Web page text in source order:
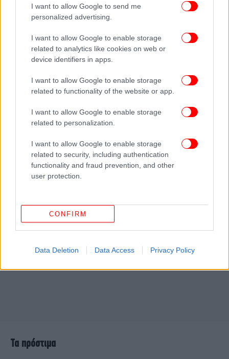
I want to allow Google to send me
personalized advertising.
I want to allow Google to enable storage
related to analytics like cookies on web or
device identifiers in apps.
I want to allow Google to enable storage
related to functionality of the website or app.
I want to allow Google to enable storage
related to personalization.
I want to allow Google to enable storage
related to security, including authentication
functionality and fraud prevention, and other
user protection.
CONFIRM
Data Deletion Data Access Privacy Policy
Τα πρόστιμα